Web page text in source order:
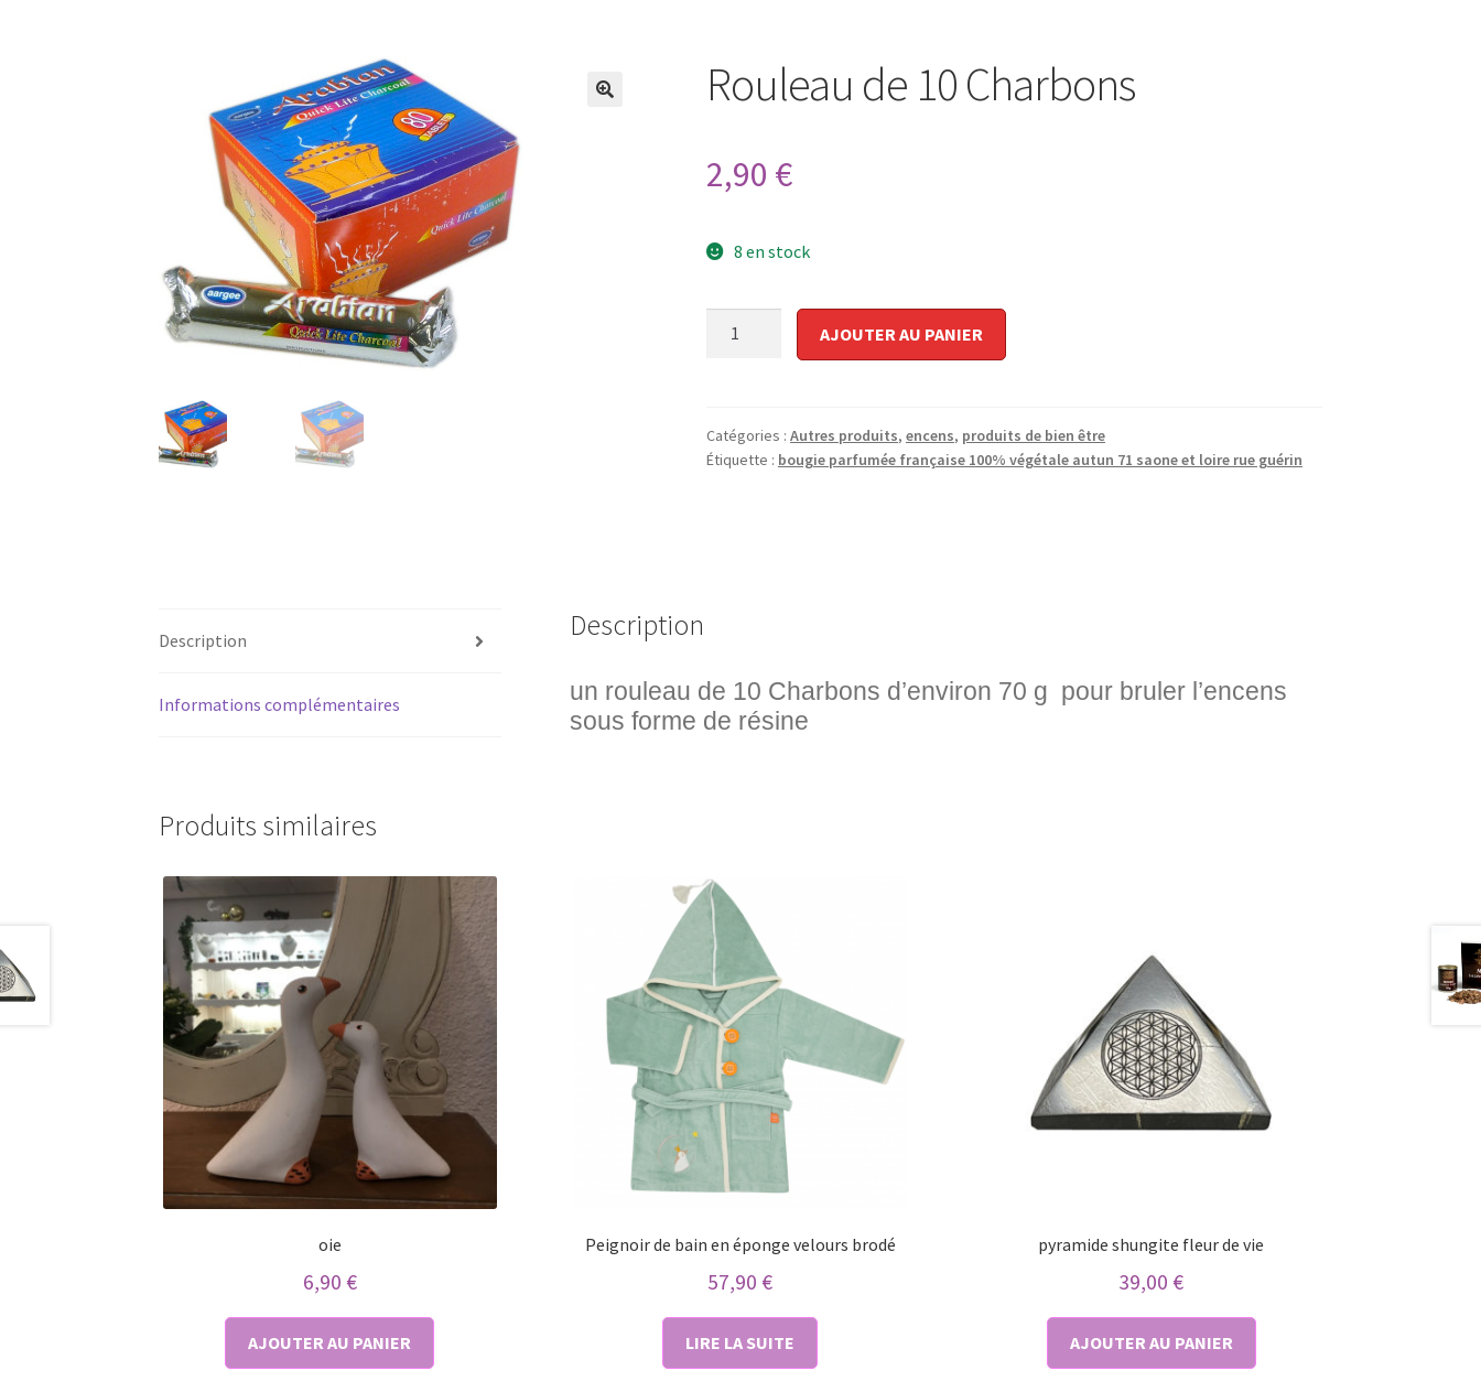
Rouleau de 10 Charbons
2,90 €
8 en stock
10
Charbons
AJOUTER AU PANIER
Catégories : Autres produits, encens, produits de bien être
Étiquette : bougie parfumée française 100% végétale autun 71 saone et loire rue guérin
Description
Informations complémentaires
Description
un rouleau de 10 Charbons d’environ 70 g pour bruler l’encens
sous forme de résine
Produits similaires
oie
6,90 €
AJOUTER AU PANIER
Peignoir de bain en éponge velours brodé
57,90€
LIRE LA SUITE
pyramide shungite fleur de vie
39,00€
AJOUTER AU PANIER